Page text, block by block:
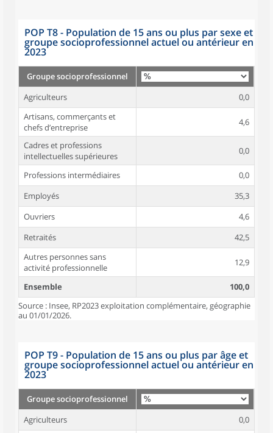
POP T8 - Population de 15 ans ou plus par sexe et
groupe socioprofessionnel actuel ou antérieur en
2023
Groupe socioprofessionnel
Agriculteurs
0,0
Artisans, commerçants et
chefs d’entreprise
4,6
Cadres et professions
intellectuelles supérieures
0,0
Professions intermédiaires
0,0
Employés
35,3
Ouvriers
4,6
Retraités
42,5
Autres personnes sans
activité professionnelle
12,9
Ensemble
100,0
Source : Insee, RP2023 exploitation complémentaire, géographie
au 01/01/2026.
POP T9 - Population de 15 ans ou plus par âge et
groupe socioprofessionnel actuel ou antérieur en
2023
Groupe socioprofessionnel
Agriculteurs
0,0